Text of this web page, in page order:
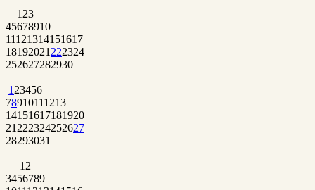
1 23
45678910
11121314151617
18192021 222324
252627282930
1 23456
78910111213
14151617181920
21 222324252627
28293031
1 2
3456789